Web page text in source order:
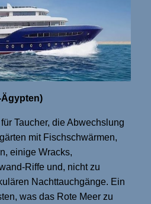
Taucher, die Abwechslung
mit Fischschwärmen,
einige Wracks,
Riffe und, nicht zu
Nachttauchgänge. Ein
was das Rote Meer zu